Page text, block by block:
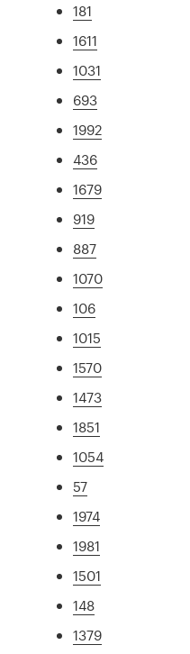
181
1611
1031
693
1992
436
1679
919
887
1070
106
1015
1570
1473
1851
1054
57
1974
1981
1501
148
1379